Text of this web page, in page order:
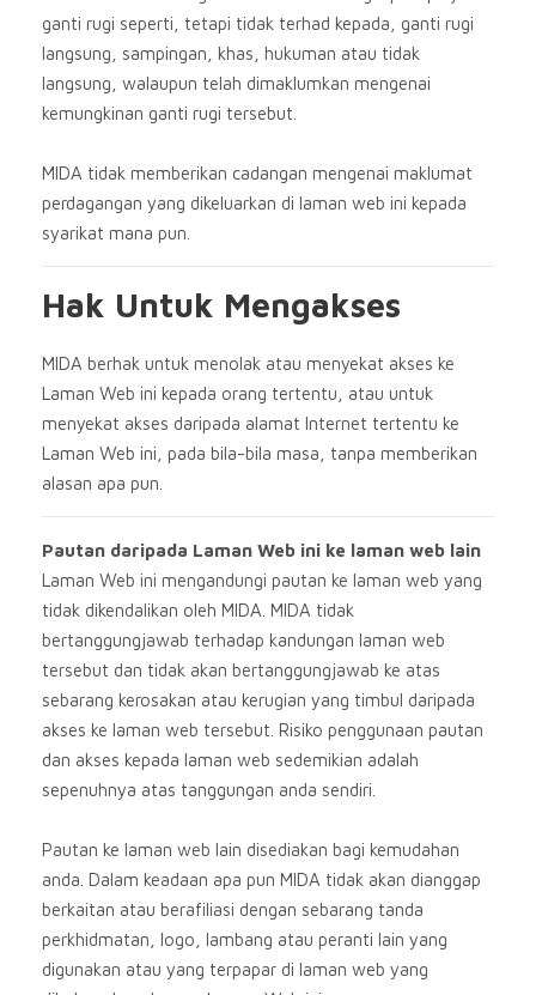
ganti rugi seperti, tetapi tidak terhad kepada, ganti rugi
langsung, sampingan, khas, hukuman atau tidak
langsung, walaupun telah dimaklumkan mengenai
kemungkinan ganti rugi tersebut.
MIDA tidak memberikan cadangan mengenai maklumat
perdagangan yang dikeluarkan di laman web ini kepada
syarikat mana pun.
Hak Untuk Mengakses
MIDA berhak untuk menolak atau menyekat akses ke
Laman Web ini kepada orang tertentu, atau untuk
menyekat akses daripada alamat Internet tertentu ke
Laman Web ini, pada bila-bila masa, tanpa memberikan
alasan apa pun.
Pautan daripada Laman Web ini ke laman web lain
Laman Web ini mengandungi pautan ke laman web yang
tidak dikendalikan oleh MIDA. MIDA tidak
bertanggungjawab terhadap kandungan laman web
tersebut dan tidak akan bertanggungjawab ke atas
sebarang kerosakan atau kerugian yang timbul daripada
akses ke laman web tersebut. Risiko penggunaan pautan
dan akses kepada laman web sedemikian adalah
sepenuhnya atas tanggungan anda sendiri.
Pautan ke laman web lain disediakan bagi kemudahan
anda. Dalam keadaan apa pun MIDA tidak akan dianggap
berkaitan atau berafiliasi dengan sebarang tanda
perkhidmatan, logo, lambang atau peranti lain yang
digunakan atau yang terpapar di laman web yang